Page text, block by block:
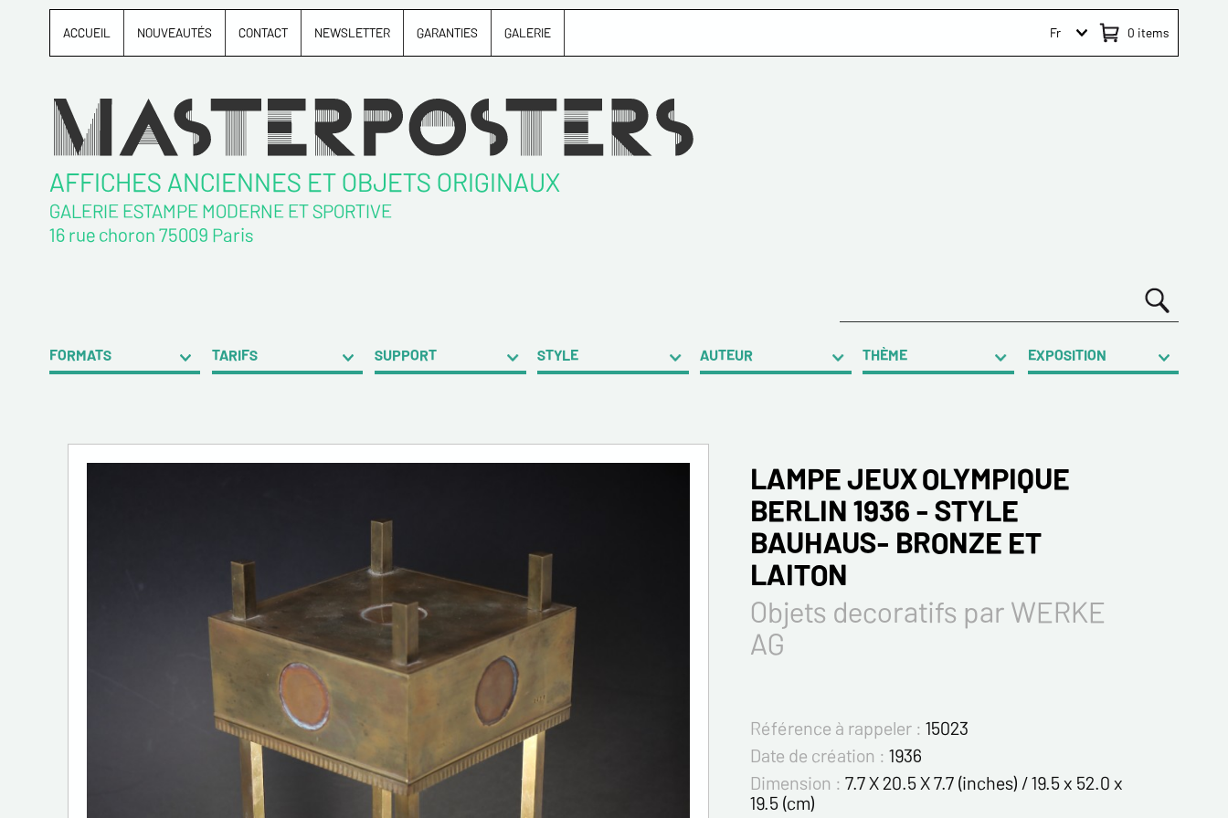
ACCUEIL NOUVEAUTÉS CONTACT NEWSLETTER GARANTIES GALERIE 0 items
Fr
AFFICHES ANCIENNES ET OBJETS ORIGINAUX
GALERIE ESTAMPE MODERNE ET SPORTIVE
16 rue choron 75009 Paris
FORMATS TARIFS SUPPORT STYLE AUTEUR THÈME EXPOSITION
LAMPE JEUX OLYMPIQUE
BERLIN 1936 - STYLE
BAUHAUS- BRONZE ET
LAITON
Objets decoratifs par WERKE
AG
Référence à rappeler : 15023
Date de création : 1936
Dimension : 7.7 X 20.5 X 7.7 (inches) / 19.5 x 52.0 x
19.5 (cm)